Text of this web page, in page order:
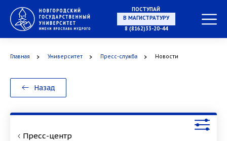
ПОСТУПАЙ
НА СПЕЦИАЛИТЕТ
8 (8162)33-20-44
Главная Университет Пресс-служба Новости
Назад
Пресс-центр